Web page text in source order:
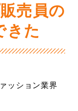
売員の
きた
ッション業界